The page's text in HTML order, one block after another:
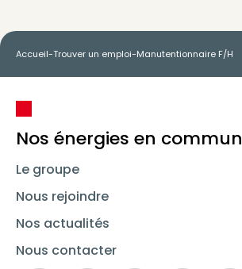
Accueil-Trouver un emploi-Manutentionnaire F/H
Nos énergies en commun
Le groupe
Nous rejoindre
Nos actualités
Nous contacter